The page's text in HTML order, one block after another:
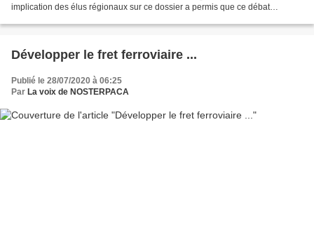
implication des élus régionaux sur ce dossier a permis que ce débat
Développer le fret ferroviaire ...
Publié le 28/07/2020 à 06:25
Par La voix de NOSTERPACA